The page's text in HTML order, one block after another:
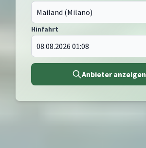
Hinfahrt
Anbieter anzeigen